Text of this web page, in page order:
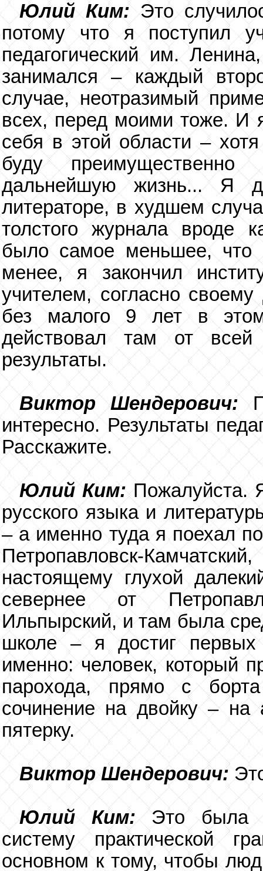
Юлий Ким:Это
потому что я поступил
педагогический им.
занимался – каждый
случае, неотразимый
всех, перед моими тоже. И
себя в этой области –
буду
дальнейшую жизнь... Я
литераторе, в худшем
толстого журнала вроде
было самое меньшее, что
менее, я закончил
учителем, согласно
без малого 9 лет в
действовал там от
результаты.
Виктор Шендерович:
интересно. Результаты
Расскажите.
Юлий Ким: Пожалуйста.
русского языка и
– а именно туда я поехал
Петропавловск-
настоящему глухой
севернее от
Ильпырский, и там была
школе – я достиг первых
именно: человек, который
парохода, прямо с
сочинение на двойку – на
пятерку.
Виктор Шендерович:
Юлий Ким: Это была
систему практической
основном к тому, чтобы